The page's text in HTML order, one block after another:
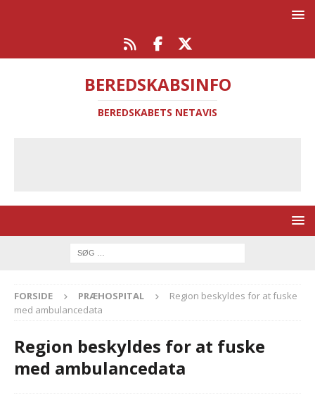
BEREDSKABSINFO
BEREDSKABETS NETAVIS
FORSIDE PRÆHOSPITAL
Region beskyldes for at fuske
med ambulancedata
Region beskyldes for at fuske
med ambulancedata